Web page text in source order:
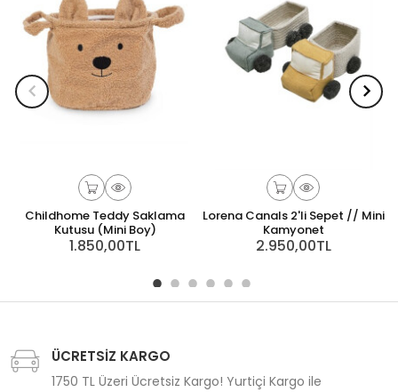
Childhome Teddy Saklama
Kutusu (Mini Boy)
1.850,00TL
Lorena Canals 2'li Sepet // Mini
Kamyonet
2.950,00TL
ÜCRETSİZ KARGO
1750 TL Üzeri Ücretsiz Kargo! Yurtiçi Kargo ile